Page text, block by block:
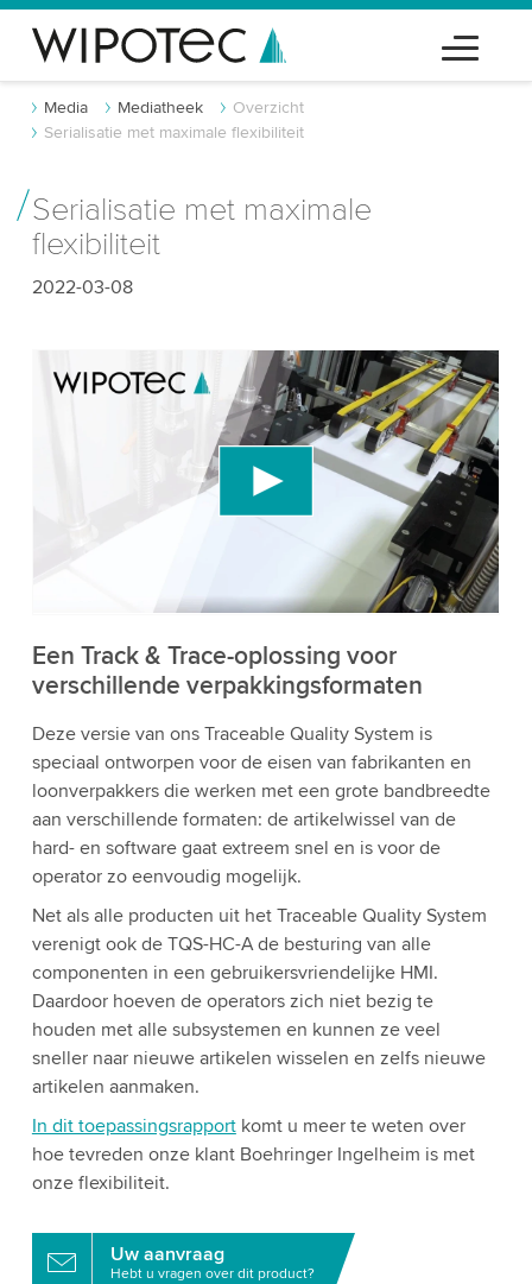
Media Mediatheek
Overzicht
Serialisatie met maximale flexibiliteit
Serialisatie met maximale
flexibiliteit
2022-03-08
We hebben uw toestemming nodig om de
YouTube-videodienst te laden!
We gebruiken een service van derden om
videocontent in te sluiten die gegevens over uw
activiteit kan verzamelen. Gelieve de details te
bekijken en de service te accepteren om deze
Een Track & Trace-oplossing voor
verschillende verpakkingsformaten
Deze versie van ons Traceable Quality System is
speciaal ontworpen voor de eisen van fabrikanten en
loonverpakkers die werken met een grote bandbreedte
aan verschillende formaten: de artikelwissel van de
hard- en software gaat extreem snel en is voor de
operator zo eenvoudig mogelijk.
Net als alle producten uit het Traceable Quality System
verenigt ook de TQS-HC-A de besturing van alle
componenten in een gebruikersvriendelijke HMI.
Daardoor hoeven de operators zich niet bezig te
houden met alle subsystemen en kunnen ze veel
sneller naar nieuwe artikelen wisselen en zelfs nieuwe
artikelen aanmaken.
In dit toepassingsrapportkomt u meer te weten over
hoe tevreden onze klant Boehringer Ingelheim is met
onze flexibiliteit.
Uw aanvraag
Hebt u vragen over dit product?